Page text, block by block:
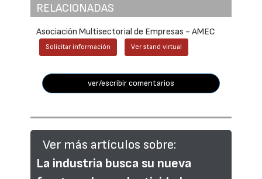
RELACIONADAS
Asociación Multisectorial de Empresas - AMEC
Solicitar información Ver stand virtual
ver/escribir comentarios
Ver más artículos sobre:
La industria busca su nueva